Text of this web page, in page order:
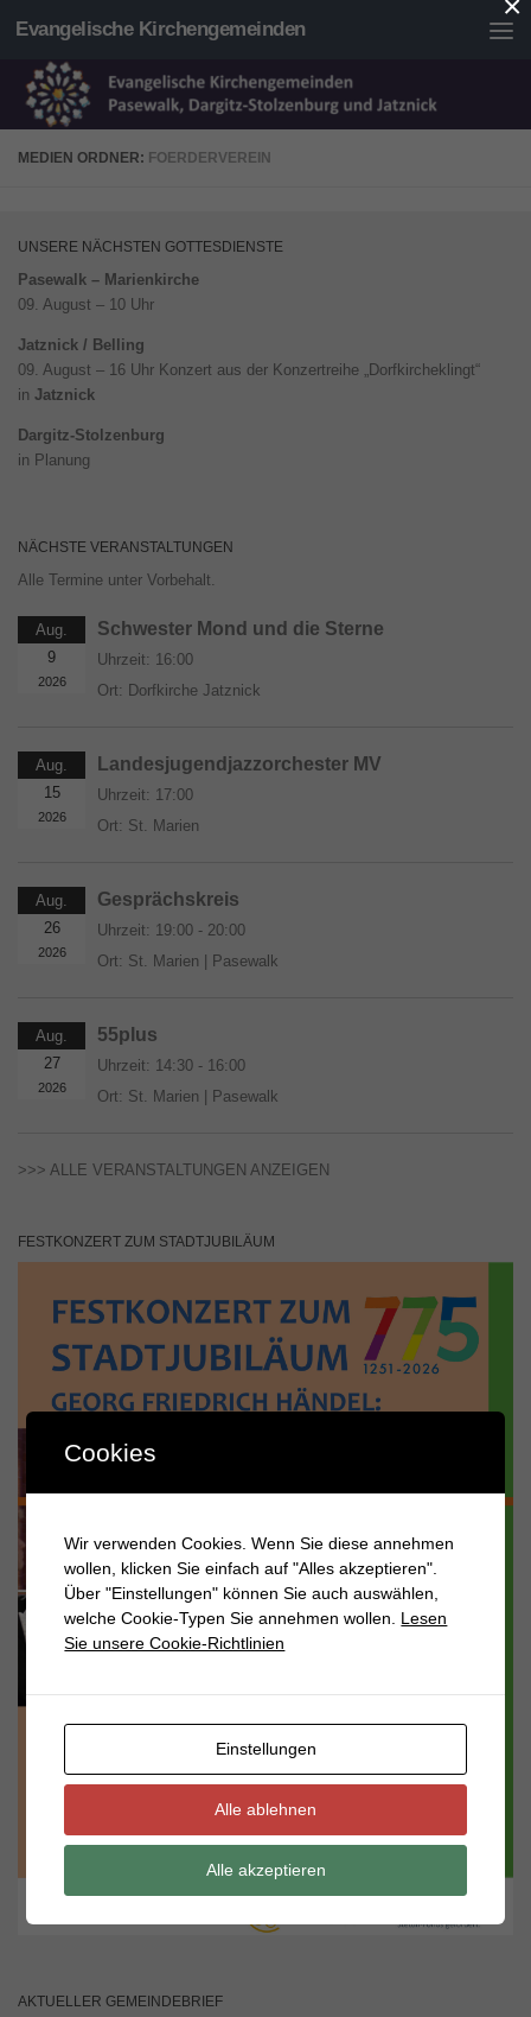
Unter dem Inhalt
Evangelische Kirchengemeinden
MEDIEN ORDNER: FOERDERVEREIN
UNSERE NÄCHSTEN GOTTESDIENSTE
Pasewalk – Marienkirche
09. August – 10 Uhr
Jatznick / Belling
09. August – 16 Uhr Konzert aus der Konzertreihe „Dorfkircheklingt“
in Jatznick
Dargitz-Stolzenburg
in Planung
NÄCHSTE VERANSTALTUNGEN
Alle Termine unter Vorbehalt.
Aug.
9
2026
Schwester Mond und die Sterne
Uhrzeit: 16:00
Ort: Dorfkirche Jatznick
Aug.
15
2026
Landesjugendjazzorchester MV
Uhrzeit: 17:00
Ort: St. Marien
Aug.
26
2026
Gesprächskreis
Uhrzeit: 19:00 - 20:00
Ort: St. Marien | Pasewalk
Aug.
27
2026
55plus
Uhrzeit: 14:30 - 16:00
Ort: St. Marien | Pasewalk
>>> ALLE VERANSTALTUNGEN ANZEIGEN
FESTKONZERT ZUM STADTJUBILÄUM
AKTUELLER GEMEINDEBRIEF
Cookies
Wir verwenden Cookies. Wenn Sie diese annehmen
wollen, klicken Sie einfach auf "Alles akzeptieren".
Über "Einstellungen" können Sie auch auswählen,
welche Cookie-Typen Sie annehmen wollen. Lesen
Sie unsere Cookie-Richtlinien
Einstellungen
Alle ablehnen
Alle akzeptieren